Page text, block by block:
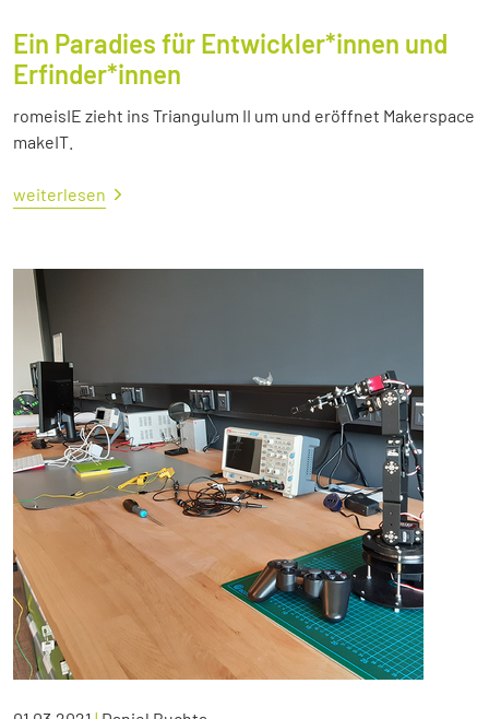
Ein Paradies für Entwickler*innen und
Erfinder*innen
romeisIE zieht ins Triangulum II um und eröffnet Makerspace
makeIT.
weiterlesen